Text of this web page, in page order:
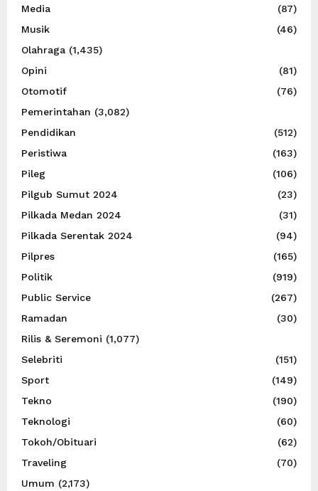
Media
(87)
Musik
(46)
Olahraga (1,435)
Opini
(81)
Otomotif
(76)
Pemerintahan (3,082)
Pendidikan
(512)
Peristiwa
(163)
Pileg
(106)
Pilgub Sumut 2024
(23)
Pilkada Medan 2024
(31)
Pilkada Serentak 2024
(94)
Pilpres
(165)
Politik
(919)
Public Service
(267)
Ramadan
(30)
Rilis & Seremoni (1,077)
Selebriti
(151)
Sport
(149)
Tekno
(190)
Teknologi
(60)
Tokoh/Obituari
(62)
Traveling
(70)
Umum (2,173)